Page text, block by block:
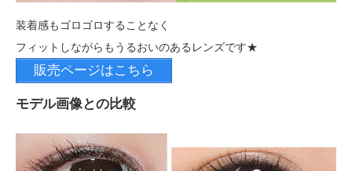
装着感もゴロゴロすることなく
フィットしながらもうるおいのあるレンズです★
販売ページはこちら
モデル画像との比較